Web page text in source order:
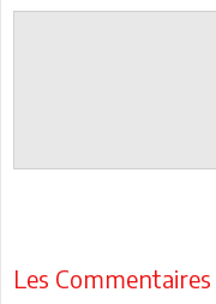
Les Commentaires